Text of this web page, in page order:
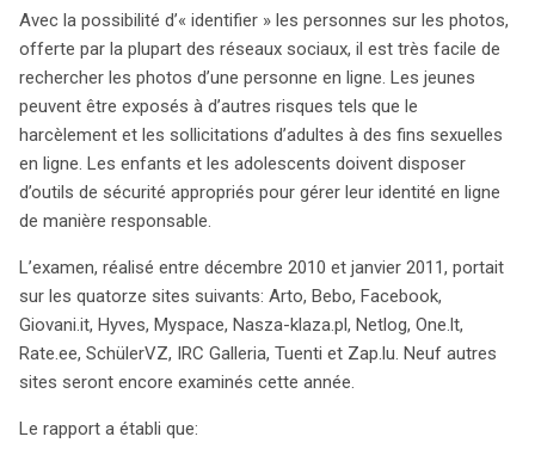
Bebo, révélant des avancées dans la sécurité en ligne.
Treize de ces sites offrent des informations éducatives
sur la sécurité, mais celles-ci restent parfois difficiles à
trouver. Les mécanismes de signalement se sont
améliorés, avec dix sites répondant plus rapidement aux
demandes d’aide. Cependant, peu d’entre eux
garantissent que les profils des mineurs soient par
défaut privés et accessibles uniquement à leurs amis.
exprimé son mécontentement face à cette situation et a
appelé à des mesures renforcées pour protéger les
jeunes utilisateurs. Elle a insisté sur la nécessité d’une
éducation appropriée et d’une supervision parentale, tout
en soulignant l’importance d’une protection accrue
comprendre pleinement les implications de leur
Avec la possibilité d’« identifier » les personnes sur les photos,
offerte par la plupart des réseaux sociaux, il est très facile de
rechercher les photos d’une personne en ligne. Les jeunes
peuvent être exposés à d’autres risques tels que le
harcèlement et les sollicitations d’adultes à des fins sexuelles
en ligne. Les enfants et les adolescents doivent disposer
d’outils de sécurité appropriés pour gérer leur identité en ligne
de manière responsable.
L’examen, réalisé entre décembre 2010 et janvier 2011, portait
sur les quatorze sites suivants: Arto, Bebo, Facebook,
Giovani.it, Hyves, Myspace, Nasza-klaza.pl, Netlog, One.lt,
Rate.ee, SchülerVZ, IRC Galleria, Tuenti et Zap.lu. Neuf autres
sites seront encore examinés cette année.
Le rapport a établi que: